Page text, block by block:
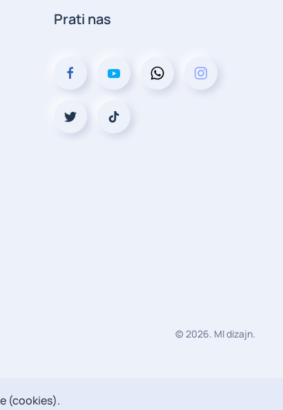
Prati nas
© 2026. MI dizajn.
(cookies).